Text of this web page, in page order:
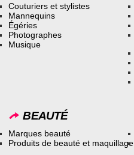
Couturiers et stylistes
Mannequins
Égéries
Photographes
Musique
BEAUTÉ
Marques beauté
Produits de beauté et maquillage